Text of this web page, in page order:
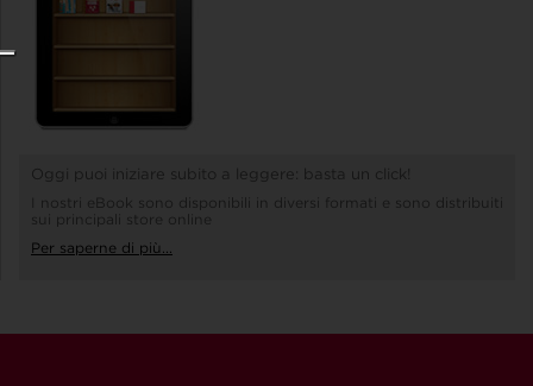
Oggi puoi iniziare subito a leggere: basta un click!
I nostri eBook sono disponibili in diversi formati e sono distribuiti
sui principali store online
Per saperne di più...